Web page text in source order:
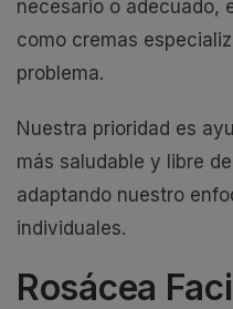
necesario o adecuado,
como cremas
problema.
Nuestra prioridad es
más saludable y libre
adaptando nuestro
individuales.
Rosácea